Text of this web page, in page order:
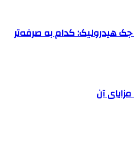
هیدرولیک: کدام به صرفه‌تر
آن